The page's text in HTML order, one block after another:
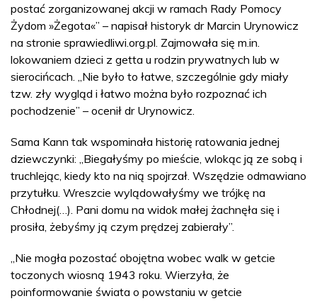
postać zorganizowanej akcji w ramach Rady Pomocy
Żydom »Żegota«” – napisał historyk dr Marcin Urynowicz
na stronie sprawiedliwi.org.pl. Zajmowała się m.in.
lokowaniem dzieci z getta u rodzin prywatnych lub w
sierocińcach. „Nie było to łatwe, szczególnie gdy miały
tzw. zły wygląd i łatwo można było rozpoznać ich
pochodzenie” – ocenił dr Urynowicz.
Sama Kann tak wspominała historię ratowania jednej
dziewczynki: „Biegałyśmy po mieście, wlokąc ją ze sobą i
truchlejąc, kiedy kto na nią spojrzał. Wszędzie odmawiano
przytułku. Wreszcie wylądowałyśmy we trójkę na
Chłodnej(…). Pani domu na widok małej żachnęła się i
prosiła, żebyśmy ją czym prędzej zabierały”.
„Nie mogła pozostać obojętna wobec walk w getcie
toczonych wiosną 1943 roku. Wierzyła, że
poinformowanie świata o powstaniu w getcie